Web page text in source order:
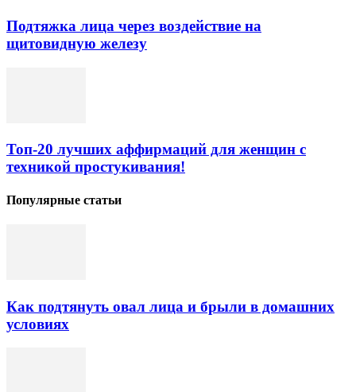
Подтяжка лица через воздействие на
щитовидную железу
Топ-20 лучших аффирмаций для женщин с
техникой простукивания!
Популярные статьи
Как подтянуть овал лица и брыли в домашних
условиях